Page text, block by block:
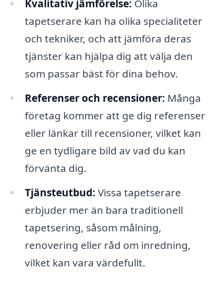
Kvalitativ jämförelse: Olika
tapetserare kan ha olika specialiteter
och tekniker, och att jämföra deras
tjänster kan hjälpa dig att välja den
som passar bäst för dina behov.
Referenser och recensioner: Många
företag kommer att ge dig referenser
eller länkar till recensioner, vilket kan
ge en tydligare bild av vad du kan
förvänta dig.
Tjänsteutbud: Vissa tapetserare
erbjuder mer än bara traditionell
tapetsering, såsom målning,
renovering eller råd om inredning,
vilket kan vara värdefullt.